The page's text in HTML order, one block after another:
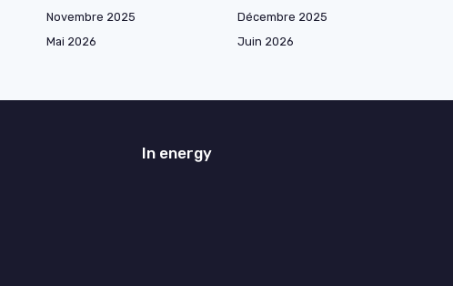
Novembre 2025
Décembre 2025
Mai 2026
Juin 2026
In energy